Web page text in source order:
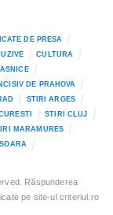
DE PRESA
CULTURA
DE PRAHOVA
STIRI ARGES
STIRI CLUJ
MARAMURES
Răspunderea
pe site-ul criteriul.ro